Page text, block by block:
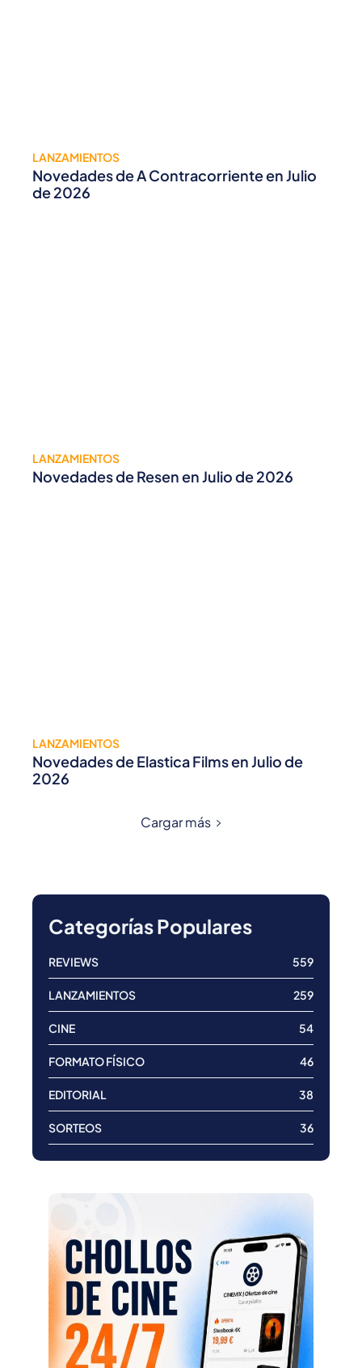
LANZAMIENTOS
Novedades de A Contracorriente en Julio
de 2026
LANZAMIENTOS
Novedades de Resen en Julio de 2026
LANZAMIENTOS
Novedades de Elastica Films en Julio de
2026
Cargar más
Categorías Populares
REVIEWS 559
LANZAMIENTOS 259
CINE 54
FORMATO FÍSICO 46
EDITORIAL 38
SORTEOS 36